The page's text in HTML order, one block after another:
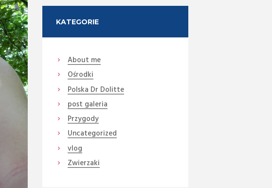
Next item
KATEGORIE
About me
Ośrodki
Polska Dr Dolitte
post galeria
Przygody
Uncategorized
vlog
Zwierzaki